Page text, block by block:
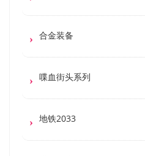
合金装备
喋血街头系列
地铁2033